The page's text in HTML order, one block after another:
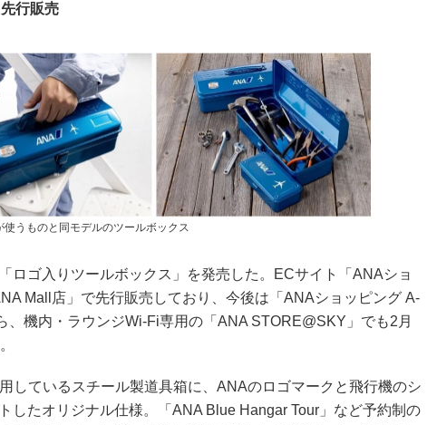
行販売
使うものと同モデルのツールボックス
ロゴ入りツールボックス」を発売した。ECサイト「ANAショ
Mall店」で先行販売しており、今後は「ANAショッピング A-
、機内・ラウンジWi-Fi専用の「ANA STORE@SKY」でも2月
しているスチール製道具箱に、ANAのロゴマークと飛行機のシ
したオリジナル仕様。「ANA Blue Hangar Tour」など予約制の